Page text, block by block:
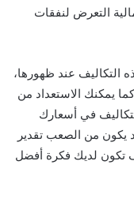
التعرض لنفقات
التكاليف عند ظهورها،
يمكنك الاستعداد من
في أسعارك
يكون من الصعب تقدير
تكون لديك فكرة أفضل